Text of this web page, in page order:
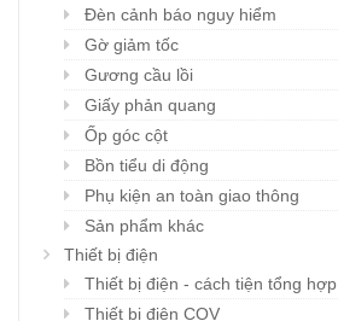
Đèn cảnh báo nguy hiểm
Gờ giảm tốc
Gương cầu lồi
Giấy phản quang
Ốp góc cột
Bồn tiểu di động
Phụ kiện an toàn giao thông
Sản phẩm khác
Thiết bị điện
Thiết bị điện - cách tiện tổng hợp
Thiết bị điện COV